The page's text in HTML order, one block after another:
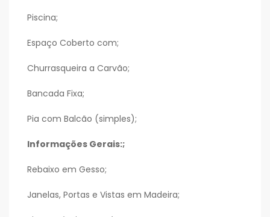
Piscina;
Espaço Coberto com;
Churrasqueira a Carvão;
Bancada Fixa;
Pia com Balcão (simples);
Informações Gerais:;
Rebaixo em Gesso;
Janelas, Portas e Vistas em Madeira;